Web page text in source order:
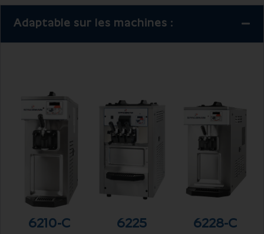
Adaptable sur les machines :
6210-C 6225 6228-C